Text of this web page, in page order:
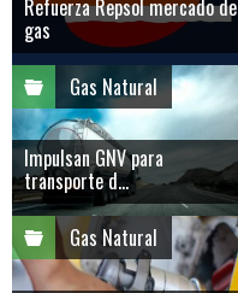
Refuerza Repsol mercado de
gas
Gas Natural
Impulsan GNV para
transporte d...
Gas Natural